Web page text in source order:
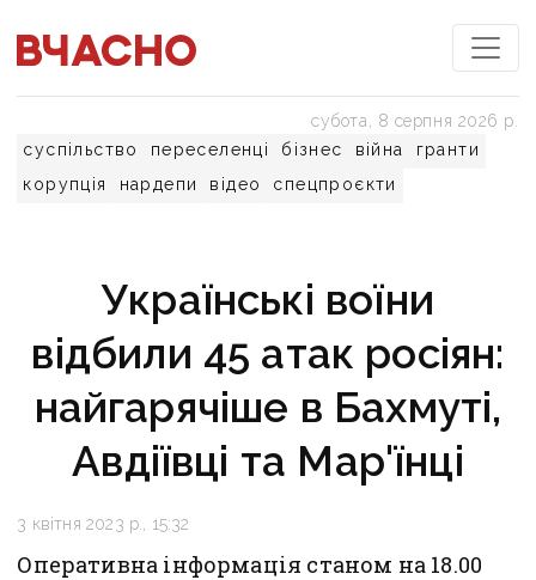
суспільство переселенці бізнес війна
гранти
корупція
нардепи відео спецпроєкти
субота, 8 серпня 2026 р.
Українські воїни
відбили 45 атак росіян:
найгарячіше в Бахмуті,
Авдіївці та Мар'їнці
3 квітня 2023 р., 15:32
Оперативна інформація станом на 18.00